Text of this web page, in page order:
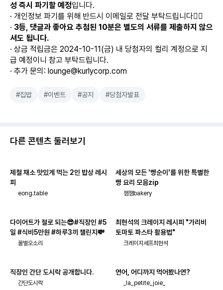
성 즉시 파기할 예정입니다.
· 개인정보 파기를 위해 반드시 이메일로 전달 부탁드립니다🙇‍♀️
· 3등, 댓글과 좋아요 추첨된 10분은 별도의 서류를 제출하지 않으
셔도 됩니다.
· 상금 적립금은 2024-10-11(금) 내 당첨자의 컬리 계정으로 지
급 예정이니 참고 부탁드립니다.
· 추가 문의: lounge@kurlycorp.com
#집밥 #이벤트 #공지 #당첨자발표
다른 콘텐츠 둘러보기
제철 채소 맛있게 먹는 2인 밥상 레시
피
eong.table
세상의 모든 '빵순이'를 위한 특별한
빵 요리 모음zip
잼잼bakery
다이어트가 절로 되는😎#직장인 #5
일 #식비5만원 #하루3끼 챌린지💸
꿀벌오소리
최현석의 크레이지 레시피 "가리비
토마토 파스타 활용법"
크레이지셰프최현석
직장인 간단 도시락 공개합니다.
간단도시락
연어, 어디까지 먹어봤나연?
_la_petite_joie_